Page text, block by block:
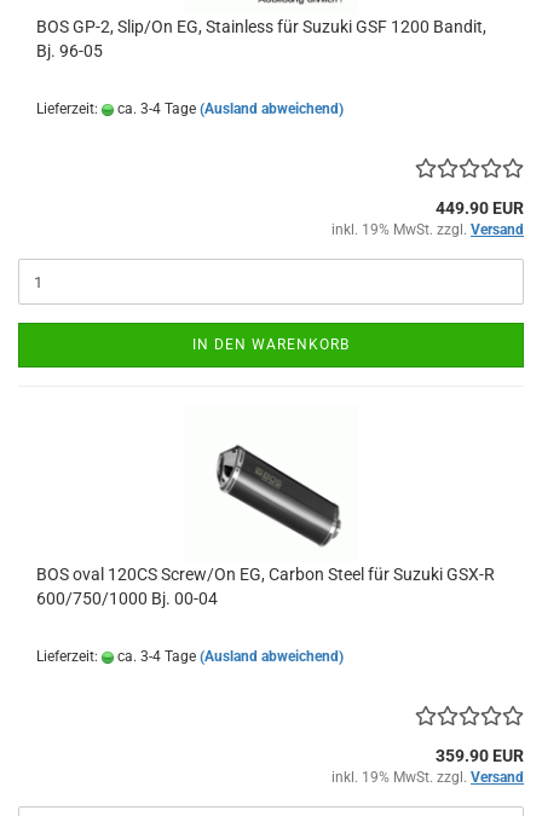
BOS GP-2, Slip/On EG, Stainless für Suzuki GSF 1200 Bandit,
Bj. 96-05
Lieferzeit: ca. 3-4 Tage (Ausland abweichend)
449.90 EUR
inkl. 19% MwSt. zzgl. Versand
IN DEN WARENKORB
BOS oval 120CS Screw/On EG, Carbon Steel für Suzuki GSX-R
600/750/1000 Bj. 00-04
Lieferzeit: ca. 3-4 Tage (Ausland abweichend)
359.90 EUR
inkl. 19% MwSt. zzgl. Versand